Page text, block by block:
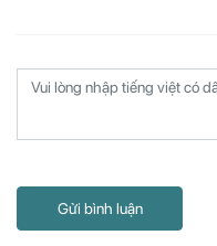
Gửi bình luận